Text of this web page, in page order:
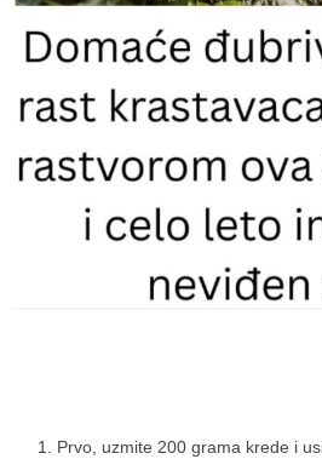
Prvo, uzmite 200 grama krede i